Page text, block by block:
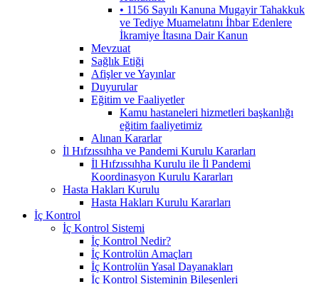
• 1156 Sayılı Kanuna Mugayir Tahakkuk
ve Tediye Muamelatını İhbar Edenlere
İkramiye İtasına Dair Kanun
Mevzuat
Sağlık Etiği
Afişler ve Yayınlar
Duyurular
Eğitim ve Faaliyetler
Kamu hastaneleri hizmetleri başkanlığı
eğitim faaliyetimiz
Alınan Kararlar
İl Hıfzıssıhha ve Pandemi Kurulu Kararları
İl Hıfzıssıhha Kurulu ile İl Pandemi
Koordinasyon Kurulu Kararları
Hasta Hakları Kurulu
Hasta Hakları Kurulu Kararları
İç Kontrol
İç Kontrol Sistemi
İç Kontrol Nedir?
İç Kontrolün Amaçları
İç Kontrolün Yasal Dayanakları
İç Kontrol Sisteminin Bileşenleri